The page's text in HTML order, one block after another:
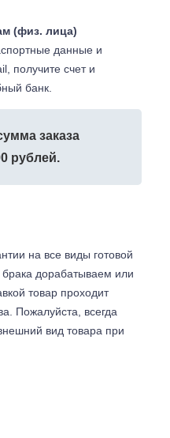
(физ. лица)
данные и
получите счет и
банк.
заказа
рублей.
на все виды готовой
дорабатываем или
товар проходит
Пожалуйста, всегда
вид товара при